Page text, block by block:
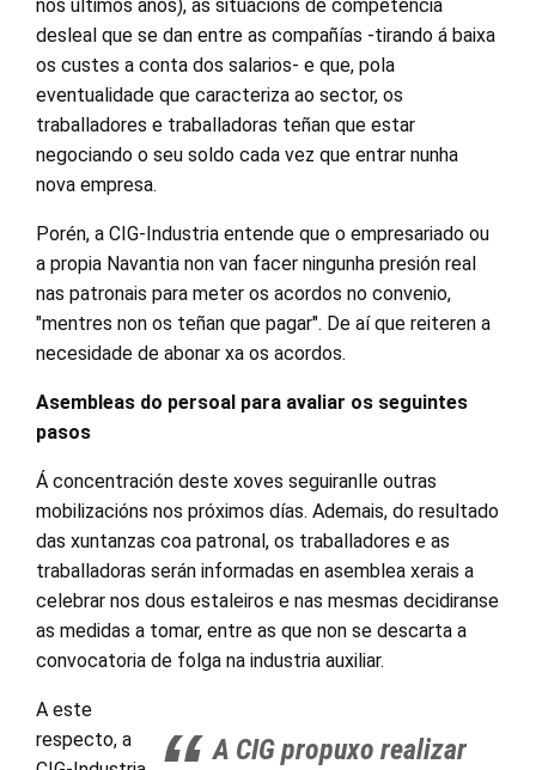
nos últimos anos), as situacións de competencia
desleal que se dan entre as compañías -tirando á baixa
os custes a conta dos salarios- e que, pola
eventualidade que caracteriza ao sector, os
traballadores e traballadoras teñan que estar
negociando o seu soldo cada vez que entrar nunha
nova empresa.
Porén, a CIG-Industria entende que o empresariado ou
a propia Navantia non van facer ningunha presión real
nas patronais para meter os acordos no convenio,
"mentres non os teñan que pagar". De aí que reiteren a
necesidade de abonar xa os acordos.
Asembleas do persoal para avaliar os seguintes
pasos
Á concentración deste xoves seguiranlle outras
mobilizacións nos próximos días. Ademais, do resultado
das xuntanzas coa patronal, os traballadores e as
traballadoras serán informadas en asemblea xerais a
celebrar nos dous estaleiros e nas mesmas decidiranse
as medidas a tomar, entre as que non se descarta a
convocatoria de folga na industria auxiliar.
A CIG propuxo realizar
A este
respecto, a